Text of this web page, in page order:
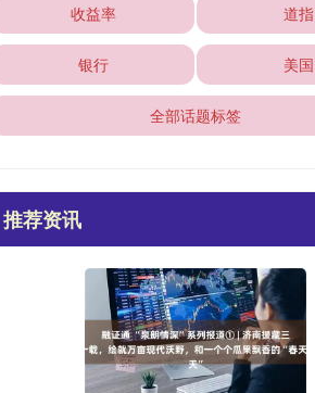
收益率 道指
银行 美国
全部话题标签
推荐资讯